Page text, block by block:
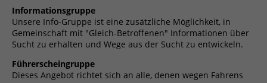
Informationsgruppe
Unsere Info-Gruppe ist eine zusätzliche Möglichkeit, in
Gemeinschaft mit "Gleich-Betroffenen" Informationen über
Sucht zu erhalten und Wege aus der Sucht zu entwickeln.
Führerscheingruppe
Dieses Angebot richtet sich an alle, denen wegen Fahrens